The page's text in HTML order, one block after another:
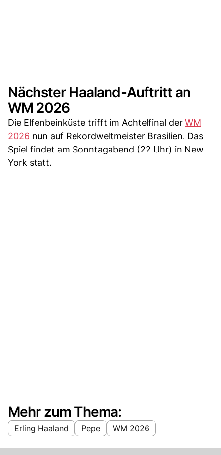
Nächster Haaland-Auftritt an
WM 2026
Die Elfenbeinküste trifft im Achtelfinal der WM
2026 nun auf Rekordweltmeister Brasilien. Das
Spiel findet am Sonntagabend (22 Uhr) in New
York statt.
Mehr zum Thema:
Erling Haaland Pepe WM 2026